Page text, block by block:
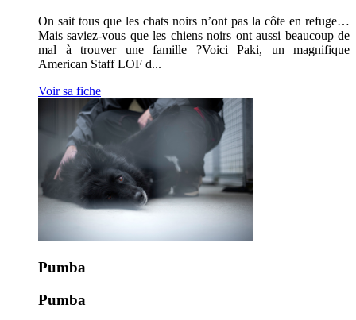
On sait tous que les chats noirs n’ont pas la côte en refuge…
Mais saviez-vous que les chiens noirs ont aussi beaucoup de
mal à trouver une famille ?Voici Paki, un magnifique
American Staff LOF d...
Voir sa fiche
Pumba
Pumba